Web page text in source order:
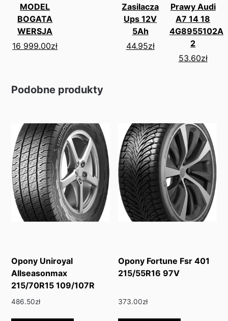
MODEL
BOGATA
WERSJA
16 999.00zł
Zasilacza
Ups 12V
5Ah
44.95zł
Prawy Audi
A7 14 18
4G8955102A
2
53.60zł
Podobne produkty
Opony Uniroyal
Allseasonmax
215/70R15 109/107R
486.50zł
Opony Fortune Fsr 401
215/55R16 97V
373.00zł